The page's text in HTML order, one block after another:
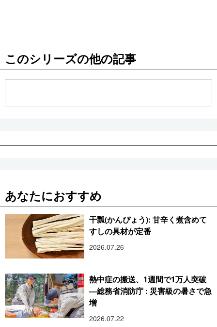
お知らせ
このシリーズの他の記事
あなたにおすすめ
干瓢(かんぴょう): 甘辛く煮含めて
すしの具材が定番
2026.07.26
熱中症の搬送、1週間で1万人突破
―総務省消防庁 : 災害級の暑さで急
増
2026.07.22